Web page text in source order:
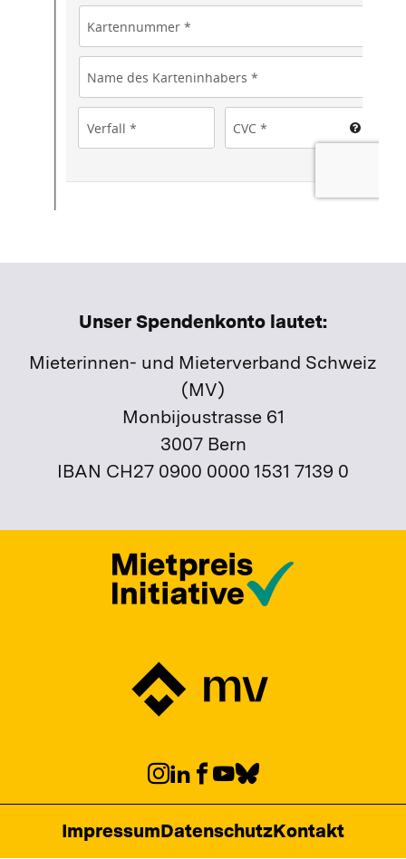
Unser Spendenkonto lautet:
Mieterinnen- und Mieterverband Schweiz
(MV)
Monbijoustrasse 61
3007 Bern
IBAN CH27 0900 0000 1531 7139 0
ImpressumDatenschutzKontakt